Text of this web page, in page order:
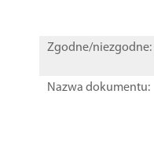
Zgodne/niezgodne:
Nazwa dokumentu: